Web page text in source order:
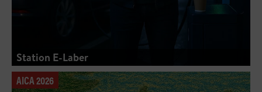
Station E-Laber
AICA 2026